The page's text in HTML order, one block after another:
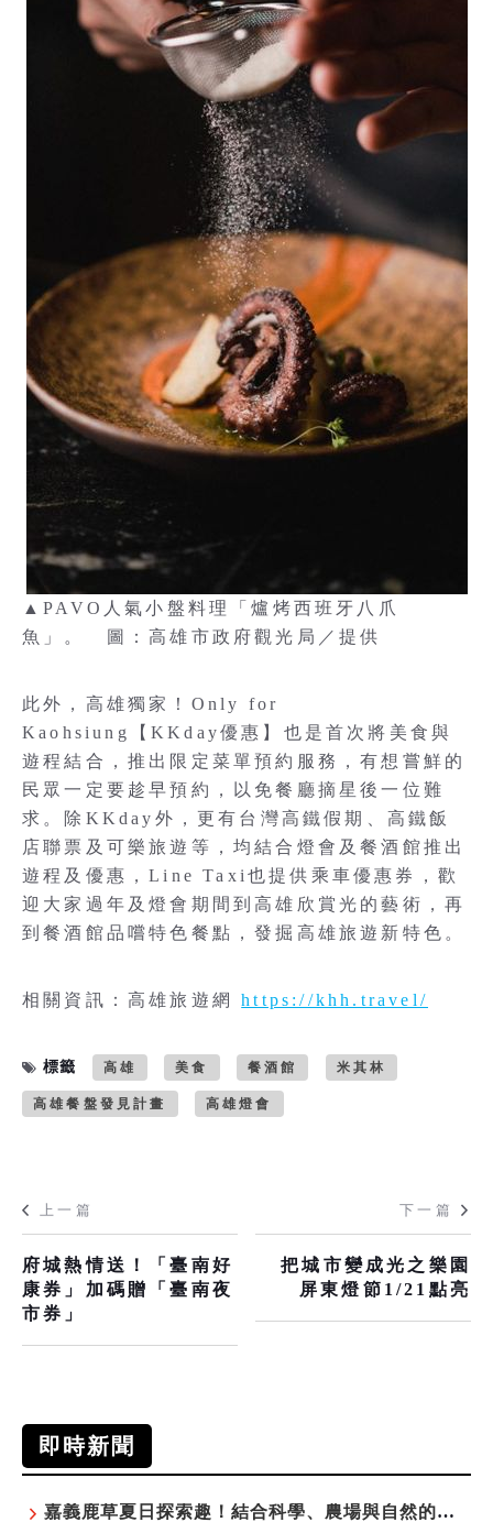
▲PAVO人氣小盤料理「爐烤西班牙八爪
魚」。 圖：高雄市政府觀光局／提供
此外，高雄獨家！Only for
Kaohsiung【KKday優惠】也是首次將美食與
遊程結合，推出限定菜單預約服務，有想嘗鮮的
民眾一定要趁早預約，以免餐廳摘星後一位難
求。除KKday外，更有台灣高鐵假期、高鐵飯
店聯票及可樂旅遊等，均結合燈會及餐酒館推出
遊程及優惠，Line Taxi也提供乘車優惠券，歡
迎大家過年及燈會期間到高雄欣賞光的藝術，再
到餐酒館品嚐特色餐點，發掘高雄旅遊新特色。
相關資訊：高雄旅遊網https://khh.travel/
標籤 高雄 美食 餐酒館 米其林
高雄餐盤發見計畫 高雄燈會
上一篇
府城熱情送！「臺南好
康券」加碼贈「臺南夜
市券」
下一篇
把城市變成光之樂園
屏東燈節1/21點亮
即時新聞
嘉義鹿草夏日探索趣！結合科學、農場與自然的親子小旅行